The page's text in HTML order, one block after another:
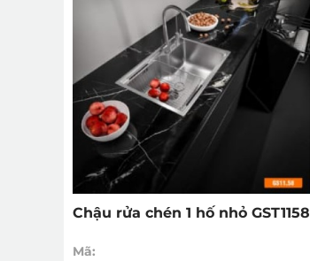
Chậu rửa chén 1 hố nhỏ GST1158
Mã: